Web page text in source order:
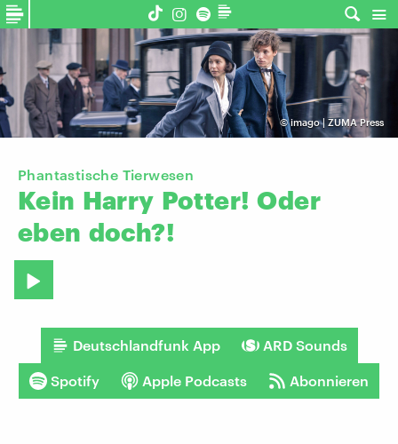
©imago | ZUMA Press
Phantastische Tierwesen
Kein Harry Potter! Oder
eben doch?!
Deutschlandfunk App ARD Sounds
Spotify Apple Podcasts Abonnieren